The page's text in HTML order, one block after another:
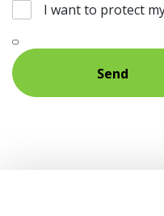
I want to protect